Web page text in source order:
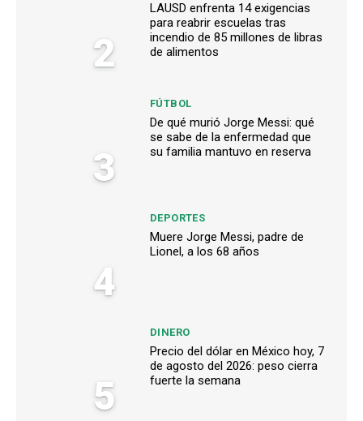
2
LAUSD enfrenta 14 exigencias
para reabrir escuelas tras
incendio de 85 millones de libras
de alimentos
3
FÚTBOL
De qué murió Jorge Messi: qué
se sabe de la enfermedad que
su familia mantuvo en reserva
4
DEPORTES
Muere Jorge Messi, padre de
Lionel, a los 68 años
5
DINERO
Precio del dólar en México hoy, 7
de agosto del 2026: peso cierra
fuerte la semana